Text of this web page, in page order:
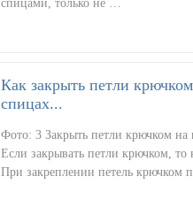
спицами, только не …
Как закрыть петли
спицах...
Фото: 3 Закрыть петли крючком
Если закрывать петли крючком, то
При закреплении петель крючком